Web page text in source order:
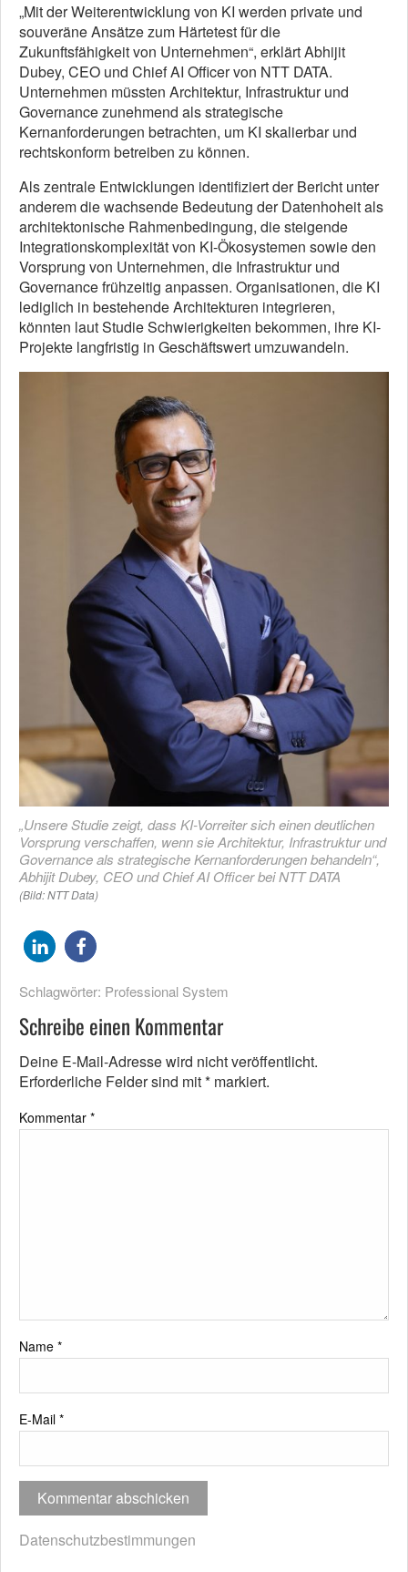
„Mit der Weiterentwicklung von KI werden private und
souveräne Ansätze zum Härtetest für die
Zukunftsfähigkeit von Unternehmen“, erklärt Abhijit
Dubey, CEO und Chief AI Officer von NTT DATA.
Unternehmen müssten Architektur, Infrastruktur und
Governance zunehmend als strategische
Kernanforderungen betrachten, um KI skalierbar und
rechtskonform betreiben zu können.
Als zentrale Entwicklungen identifiziert der Bericht unter
anderem die wachsende Bedeutung der Datenhoheit als
architektonische Rahmenbedingung, die steigende
Integrationskomplexität von KI-Ökosystemen sowie den
Vorsprung von Unternehmen, die Infrastruktur und
Governance frühzeitig anpassen. Organisationen, die KI
lediglich in bestehende Architekturen integrieren,
könnten laut Studie Schwierigkeiten bekommen, ihre KI-
Projekte langfristig in Geschäftswert umzuwandeln.
„Unsere Studie zeigt, dass KI-Vorreiter sich einen deutlichen
Vorsprung verschaffen, wenn sie Architektur, Infrastruktur und
Governance als strategische Kernanforderungen behandeln“,
Abhijit Dubey, CEO und Chief AI Officer bei NTT DATA
(Bild: NTT Data)
Schlagwörter: Professional System
Schreibe einen Kommentar
Deine E-Mail-Adresse wird nicht veröffentlicht.
Erforderliche Felder sind mit* markiert.
Kommentar *
Name *
E-Mail *
Datenschutzbestimmungen